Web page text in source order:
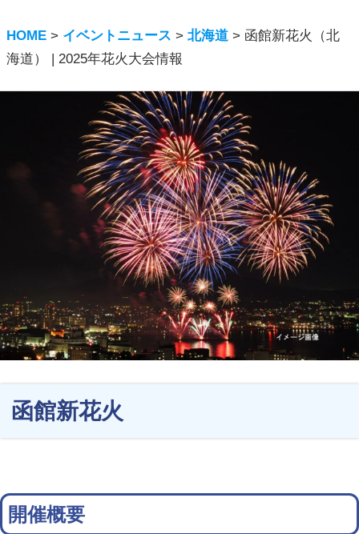
HOME > イベントニュース >北海道 > 函館新花火（北
海道） | 2025年花火大会情報
函館新花火
開催概要